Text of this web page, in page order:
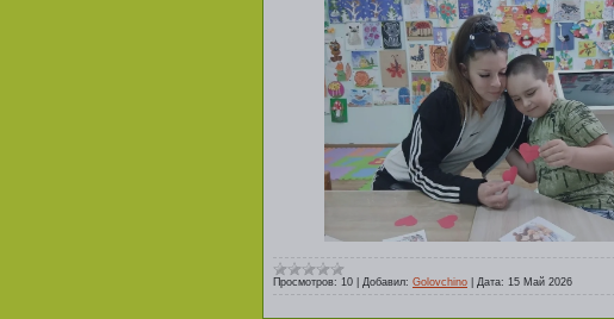
Просмотров: 10 Добавил: Golovchino Дата: 15 Май 2026